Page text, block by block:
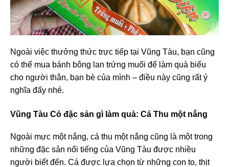
Ngoài việc thưởng thức trực tiếp tại Vũng Tàu, bạn cũng
có thể mua bánh bông lan trứng muối để làm quà biếu
cho người thân, bạn bè của mình – điều này cũng rất ý
nghĩa đấy nhé.
Vũng Tàu Có đặc sản gì làm quà: Cá Thu một nắng
Ngoài mực một nắng, cá thu một nắng cũng là một trong
những đặc sản nổi tiếng của Vũng Tàu được nhiều
người biết đến. Cá được lựa chọn từ những con to, thịt